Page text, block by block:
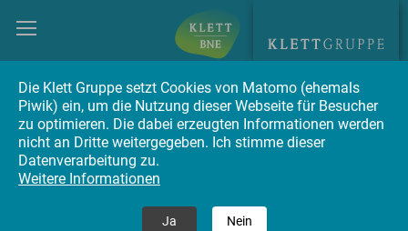
Die Klett Gruppe setzt Cookies von Matomo (ehemals
Piwik) ein, um die Nutzung dieser Webseite für Besucher
zu optimieren. Die dabei erzeugten Informationen werden
nicht an Dritte weitergegeben. Ich stimme dieser
Datenverarbeitung zu.
Weitere Informationen
Ja Nein